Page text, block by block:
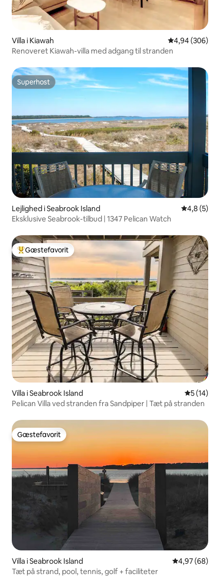
Villa i Kiawah 4,94 ud af 5 i
4,94 (306)
Renoveret Kiawah-villa med adgang til stranden
Superhost
Superhost
Lejlighed i Seabrook Island 4,8 ud af 5
4,8 (5)
Eksklusive Seabrook-tilbud | 1347 Pelican Watch
Bedste gæstefavorit
Gæstefavorit
Villa i Seabrook Island 5 ud af 5 i
5 (14)
Pelican Villa ved stranden fra Sandpiper | Tæt på stranden
Gæstefavorit
Gæstefavorit
Villa i Seabrook Island 4,97 ud af 5 i
4,97 (68)
Tæt på strand, pool, tennis, golf + faciliteter